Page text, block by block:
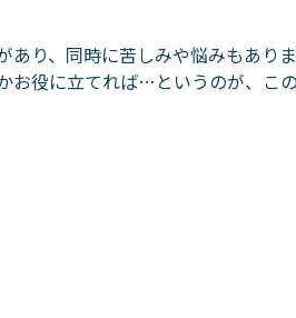
あり、同時に苦しみや悩みもあり
お役に立てれば…というのが、こ